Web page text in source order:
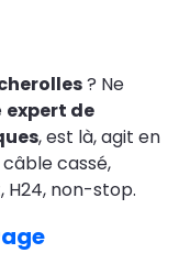
? Ne
expert de
, est là, agit en
cassé,
non-stop.